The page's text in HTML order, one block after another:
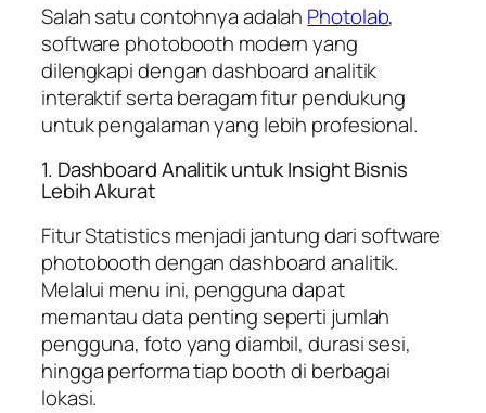
Salah satu contohnya adalah Photolab,
software photobooth modern yang
dilengkapi dengan dashboard analitik
interaktif serta beragam fitur pendukung
untuk pengalaman yang lebih profesional.
1. Dashboard Analitik untuk Insight Bisnis
Lebih Akurat
Fitur Statistics menjadi jantung dari software
photobooth dengan dashboard analitik.
Melalui menu ini, pengguna dapat
memantau data penting seperti jumlah
pengguna, foto yang diambil, durasi sesi,
hingga performa tiap booth di berbagai
lokasi.